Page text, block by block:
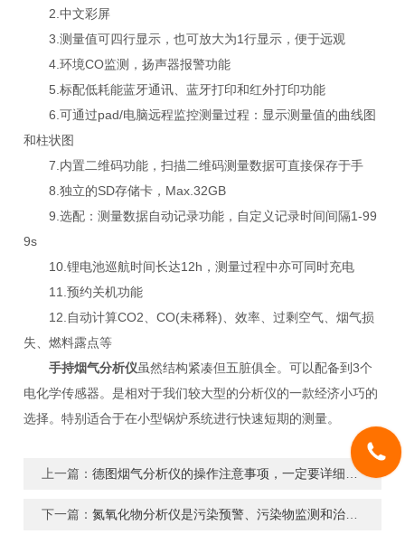
2.中文彩屏
3.测量值可四行显示，也可放大为1行显示，便于远观
4.环境CO监测，扬声器报警功能
5.标配低耗能蓝牙通讯、蓝牙打印和红外打印功能
6.可通过pad/电脑远程监控测量过程：显示测量值的曲线图
和柱状图
7.内置二维码功能，扫描二维码测量数据可直接保存于手
8.独立的SD存储卡，Max.32GB
9.选配：测量数据自动记录功能，自定义记录时间间隔1-99
9s
10.锂电池巡航时间长达12h，测量过程中亦可同时充电
11.预约关机功能
12.自动计算CO2、CO(未稀释)、效率、过剩空气、烟气损
失、燃料露点等
手持烟气分析仪虽然结构紧凑但五脏俱全。可以配备到3个
电化学传感器。是相对于我们较大型的分析仪的一款经济小巧的
选择。特别适合于在小型锅炉系统进行快速短期的测量。
上一篇：德图烟气分析仪的操作注意事项，一定要详细了解
下一篇：氮氧化物分析仪是污染预警、污染物监测和治理效果评定的重要方式